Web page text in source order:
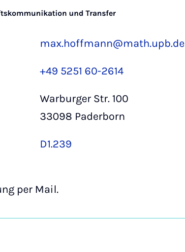
und Transfer
max.hoffmann@math.upb.de
+49 5251 60-2614
Warburger Str. 100
33098 Paderborn
D1.239
per Mail.